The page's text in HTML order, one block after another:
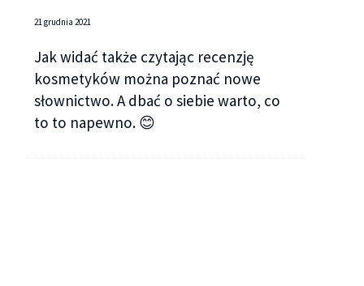
21 grudnia 2021
Jak widać także czytając recenzję
kosmetyków można poznać nowe
słownictwo. A dbać o siebie warto, co
to to napewno. 😊